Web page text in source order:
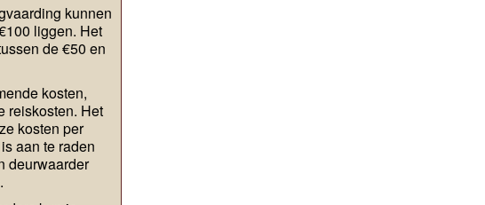
kunnen
liggen. Het
de €50 en
kosten,
reiskosten. Het
kosten per
aan te raden
deurwaarder